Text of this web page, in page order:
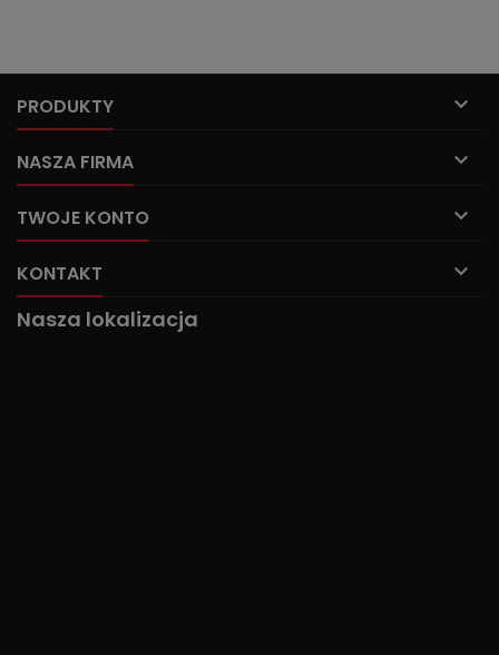
PRODUKTY 
NASZA FIRMA 
TWOJE KONTO 
KONTAKT 
Nasza lokalizacja